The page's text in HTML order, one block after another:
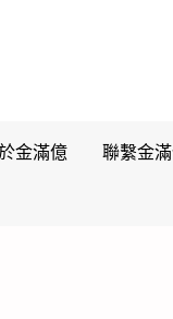
金滿億
聯繫金